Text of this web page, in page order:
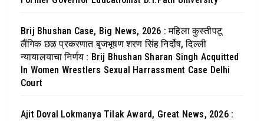
Brij Bhushan Case, Big News, 2026 : महिला कुस्तीपटू
लैंगिक छळ प्रकरणात बृजभूषण शरण सिंह निर्दोष, दिल्ली
न्यायालयाचा निर्णय : Brij Bhushan Sharan Singh Acquitted
In Women Wrestlers Sexual Harrassment Case Delhi
Court
Ajit Doval Lokmanya Tilak Award, Great News, 2026 :